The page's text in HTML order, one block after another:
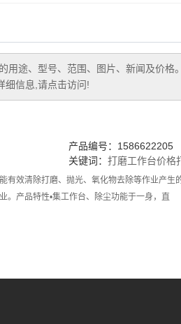
用途、型号、范围、图片、新闻及价格
细信息,请点击访问!
产品编号：1586622205
关键词： 打磨工作台价格
有效清除打磨、抛光、氧化物去除等作业产
。产品特性•集工作台、除尘功能于一身，直